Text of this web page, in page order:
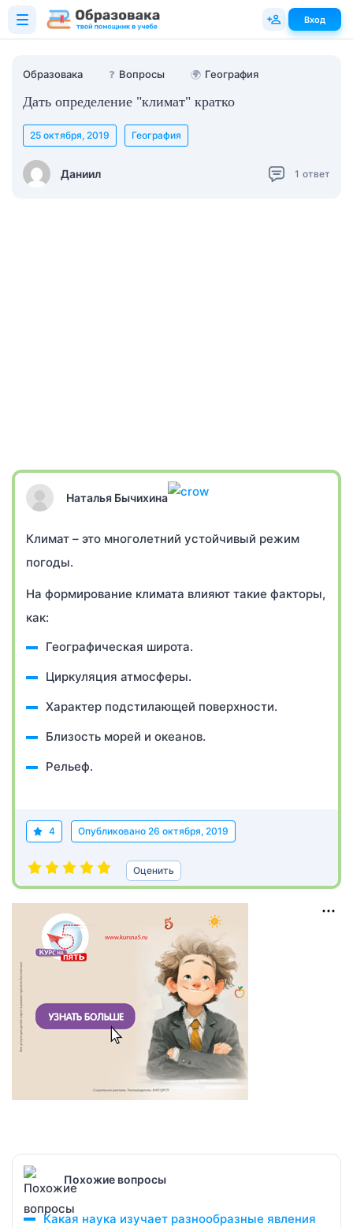
Образовака ❓ Вопросы 🌍 География
Дать определение "климат" кратко
Даниил
25 октября, 2019 География
1 ответ
Наталья Бычихина
Климат – это многолетний устойчивый режим
погоды.
На формирование климата влияют такие факторы,
как:
Географическая широта.
Циркуляция атмосферы.
Характер подстилающей поверхности.
Близость морей и океанов.
Рельеф.
4 Опубликовано 26 октября, 2019
Оценить
Похожие вопросы
Какая наука изучает разнообразные явления
Вход